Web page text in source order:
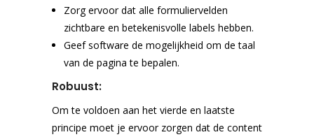
Zorg ervoor dat alle formuliervelden
zichtbare en betekenisvolle labels hebben.
Geef software de mogelijkheid om de taal
van de pagina te bepalen.
Robuust:
Om te voldoen aan het vierde en laatste
principe moet je ervoor zorgen dat de content